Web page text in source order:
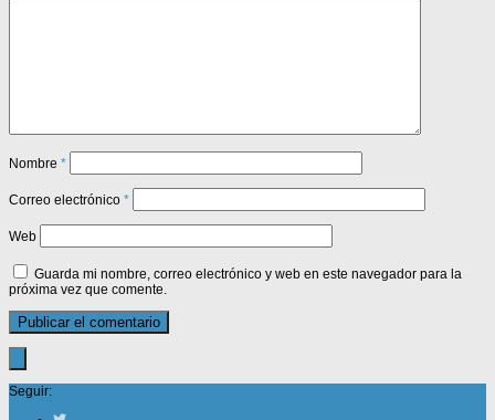
Nombre *
Correo electrónico *
Web
Guarda mi nombre, correo electrónico y web en este navegador para la
próxima vez que comente.
Seguir: